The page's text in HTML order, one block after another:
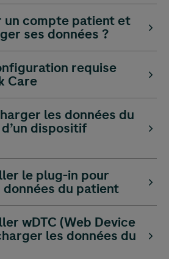
un compte patient et
ses données ?
requise
Care
les données du
dispositif
le plug-in pour
du patient
wDTC (Web Device
les données du